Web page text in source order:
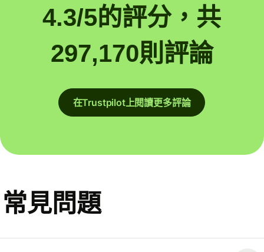
4.3/5的評分，共
297,170則評論
在Trustpilot上閱讀更多評論
常見問題